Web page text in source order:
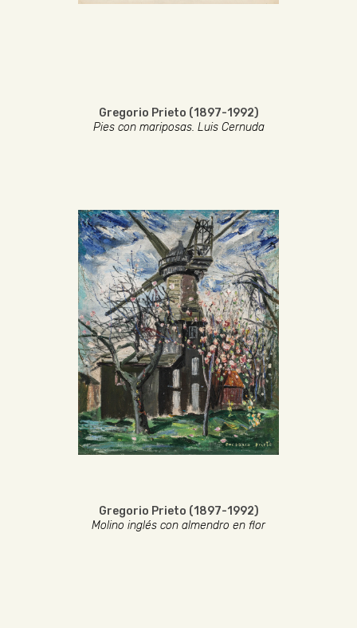
Gregorio Prieto (1897-1992)
Pies con mariposas. Luis Cernuda
Gregorio Prieto (1897-1992)
Molino inglés con almendro en flor